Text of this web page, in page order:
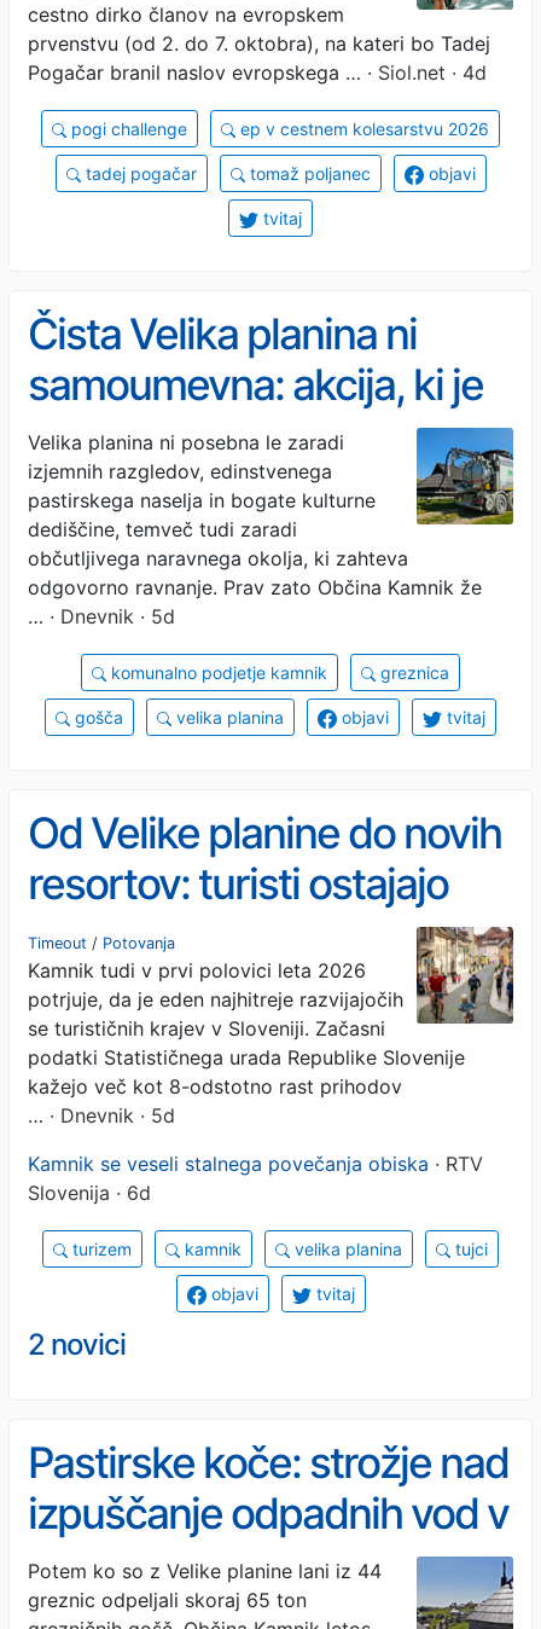
cestno dirko članov na evropskem
prvenstvu (od 2. do 7. oktobra), na kateri bo Tadej
Pogačar branil naslov evropskega … · Siol.net · 4d
pogi challenge ep v cestnem kolesarstvu 2026
tadej pogačar tomaž poljanec objavi
tvitaj
Čista Velika planina ni
samoumevna: akcija, ki je
obiskovalci ne vidijo, a jo
narava občuti
Velika planina ni posebna le zaradi
izjemnih razgledov, edinstvenega
pastirskega naselja in bogate kulturne
dediščine, temveč tudi zaradi
občutljivega naravnega okolja, ki zahteva
odgovorno ravnanje. Prav zato Občina Kamnik že
… · Dnevnik · 5d
komunalno podjetje kamnik greznica
gošča velika planina objavi tvitaj
Od Velike planine do novih
resortov: turisti ostajajo
dlje, destinacija pa raste
premišljeno
Timeout / Potovanja
Kamnik tudi v prvi polovici leta 2026
potrjuje, da je eden najhitreje razvijajočih
se turističnih krajev v Sloveniji. Začasni
podatki Statističnega urada Republike Slovenije
kažejo več kot 8-odstotno rast prihodov
… · Dnevnik · 5d
Kamnik se veseli stalnega povečanja obiska · RTV
Slovenija · 6d
turizem kamnik velika planina tujci
objavi tvitaj
2 novici
Pastirske koče: strožje nad
izpuščanje odpadnih vod v
naravo
Potem ko so z Velike planine lani iz 44
greznic odpeljali skoraj 65 ton